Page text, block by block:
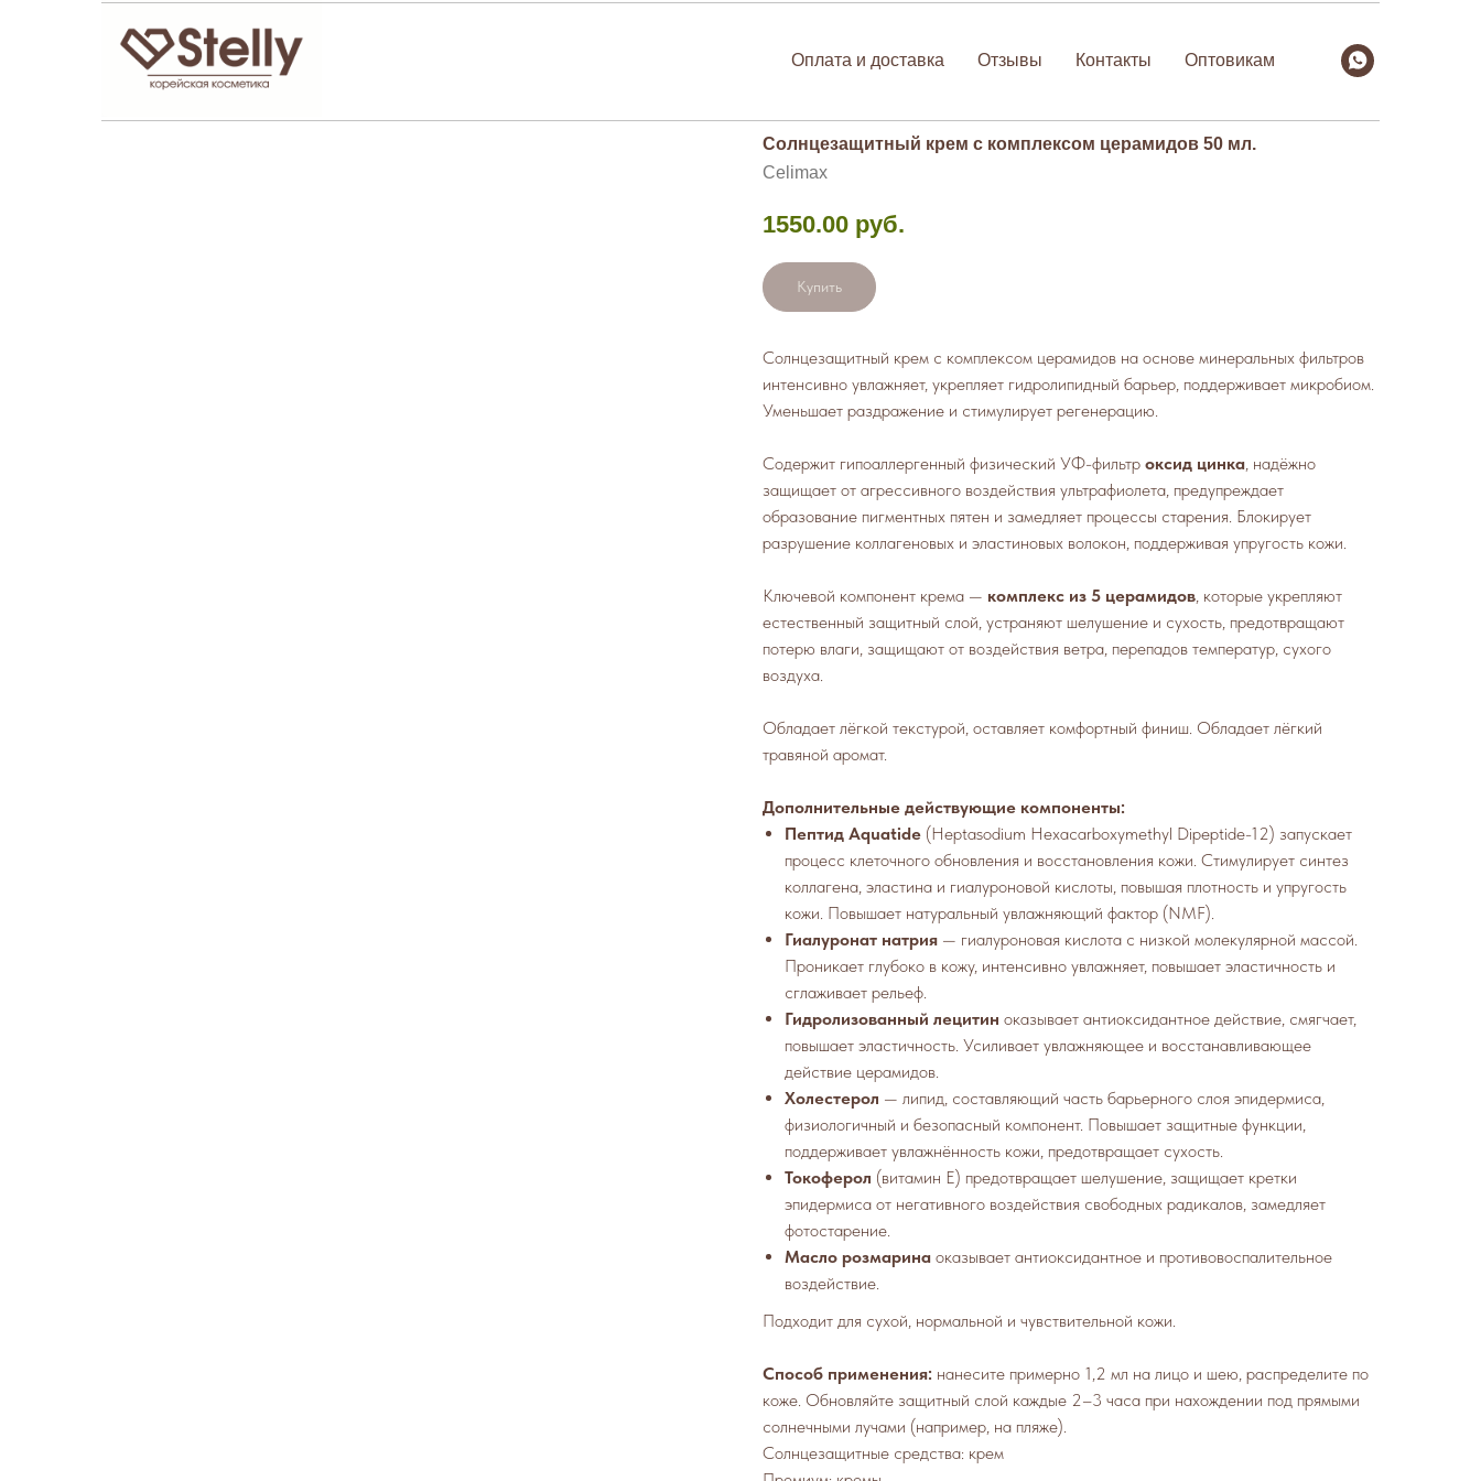
Оплата и доставка Отзывы Контакты Оптовикам
Солнцезащитный крем с комплексом церамидов 50 мл.
Celimax
1550.00 руб.
Купить
Солнцезащитный крем с комплексом церамидов на основе минеральных фильтров
интенсивно увлажняет, укрепляет гидролипидный барьер, поддерживает микробиом.
Уменьшает раздражение и стимулирует регенерацию.
Содержит гипоаллергенный физический УФ-фильтр оксид цинка , надёжно
защищает от агрессивного воздействия ультрафиолета, предупреждает
образование пигментных пятен и замедляет процессы старения. Блокирует
разрушение коллагеновых и эластиновых волокон, поддерживая упругость кожи.
Ключевой компонент крема — комплекс из 5 церамидов , которые укрепляют
естественный защитный слой, устраняют шелушение и сухость, предотвращают
потерю влаги, защищают от воздействия ветра, перепадов температур, сухого
воздуха.
Обладает лёгкой текстурой, оставляет комфортный финиш. Обладает лёгкий
травяной аромат.
Дополнительные действующие компоненты:
Пептид Aquatide (Heptasodium Hexacarboxymethyl Dipeptide-12) запускает
процесс клеточного обновления и восстановления кожи. Стимулирует синтез
коллагена, эластина и гиалуроновой кислоты, повышая плотность и упругость
кожи. Повышает натуральный увлажняющий фактор (NMF).
Гиалуронат натрия — гиалуроновая кислота с низкой молекулярной массой.
Проникает глубоко в кожу, интенсивно увлажняет, повышает эластичность и
сглаживает рельеф.
Гидролизованный лецитин оказывает антиоксидантное действие, смягчает,
повышает эластичность. Усиливает увлажняющее и восстанавливающее
действие церамидов.
Холестерол — липид, составляющий часть барьерного слоя эпидермиса,
физиологичный и безопасный компонент. Повышает защитные функции,
поддерживает увлажнённость кожи, предотвращает сухость.
Токоферол (витамин Е) предотвращает шелушение, защищает кретки
эпидермиса от негативного воздействия свободных радикалов, замедляет
фотостарение.
Масло розмарина оказывает антиоксидантное и противовоспалительное
воздействие.
Подходит для сухой, нормальной и чувствительной кожи.
Способ применения: нанесите примерно 1,2 мл на лицо и шею, распределите по
коже. Обновляйте защитный слой каждые 2–3 часа при нахождении под прямыми
солнечными лучами (например, на пляже).
Солнцезащитные средства: крем